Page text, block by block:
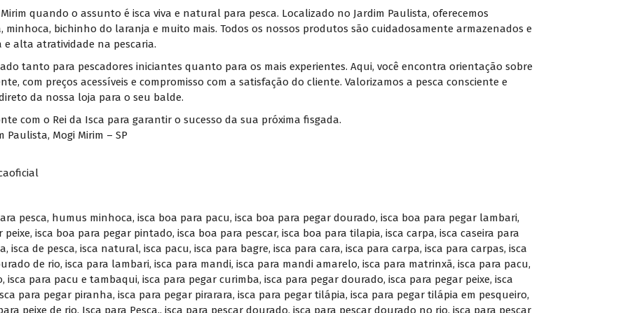
quando o assunto é isca viva e natural para pesca. Localizado no Jardim Paulista, oferecemos
minhoca, bichinho do laranja e muito mais. Todos os nossos produtos são cuidadosamente armazenados e
e alta atratividade na pescaria.
tanto para pescadores iniciantes quanto para os mais experientes. Aqui, você encontra orientação sobre
com preços acessíveis e compromisso com a satisfação do cliente. Valorizamos a pesca consciente e
da nossa loja para o seu balde.
com o Rei da Isca para garantir o sucesso da sua próxima fisgada.
Paulista, Mogi Mirim – SP
pesca, humus minhoca, isca boa para pacu, isca boa para pegar dourado, isca boa para pegar lambari,
peixe, isca boa para pegar pintado, isca boa para pescar, isca boa para tilapia, isca carpa, isca caseira para
, isca de pesca, isca natural, isca pacu, isca para bagre, isca para cara, isca para carpa, isca para carpas, isca
de rio, isca para lambari, isca para mandi, isca para mandi amarelo, isca para matrinxã, isca para pacu,
, isca para pacu e tambaqui, isca para pegar curimba, isca para pegar dourado, isca para pegar peixe, isca
para pegar piranha, isca para pegar pirarara, isca para pegar tilápia, isca para pegar tilápia em pesqueiro,
peixe de rio, Isca para Pesca., isca para pescar dourado, isca para pescar dourado no rio, isca para pescar